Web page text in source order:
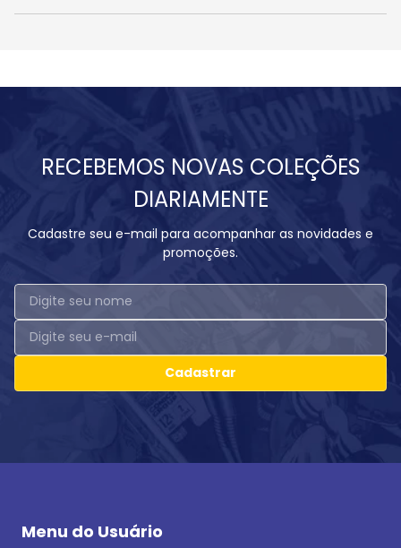
RECEBEMOS NOVAS COLEÇÕES
DIARIAMENTE
Cadastre seu e-mail para acompanhar as novidades e
promoções.
Cadastrar
Menu do Usuário